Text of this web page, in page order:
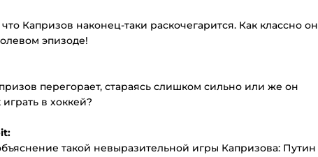
Капризов наконец-таки раскочегарится. Как классно он
эпизоде!
перегорает, стараясь слишком сильно или же он
в хоккей?
такой невыразительной игры Капризова: Путин